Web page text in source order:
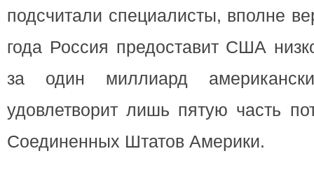
подсчитали специалисты, вполне
года Россия предоставит США
за один миллиард
удовлетворит лишь пятую часть
Соединенных Штатов Америки.